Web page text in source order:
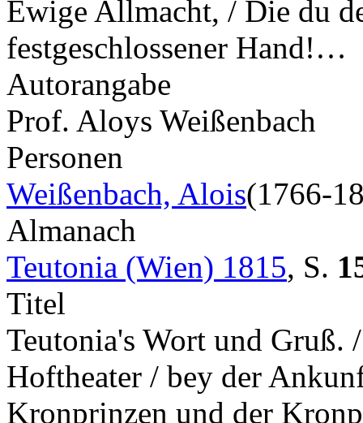
Ewige Allmacht, / Die du
festgeschlossener Hand!…
Autorangabe
Prof. Aloys Weißenbach
Personen
Weißenbach, Alois(1766-
Almanach
Teutonia (Wien) 1815, S.
Titel
Teutonia's Wort und Gruß.
Hoftheater / bey der
Kronprinzen und der